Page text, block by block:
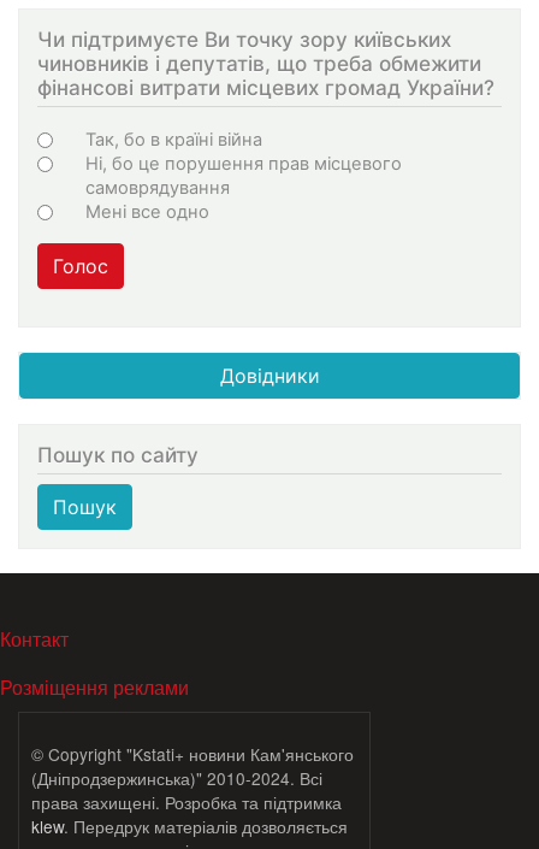
Чи підтримуєте Ви точку зору київських
чиновників і депутатів, що треба обмежити
фінансові витрати місцевих громад України?
Варіанти
Так, бо в країні війна
Ні, бо це порушення прав місцевого
самоврядування
Мені все одно
Голос
Довідники
Пошук по сайту
Пошук
МЕНЮ В ПОДВАЛЕ
Контакт
Розміщення реклами
© Copyright "Kstati+ новини Кам'янського
(Дніпродзержинська)" 2010-2024. Всі
права захищені. Розробка та підтримка
klew. Передрук матеріалів дозволяється